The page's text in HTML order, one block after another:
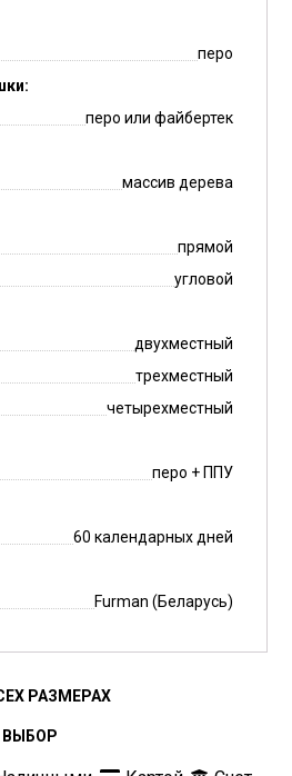
перо
перо или файбертек
массив дерева
прямой
угловой
двухместный
трехместный
четырехместный
перо + ППУ
60 календарных дней
Furman (Беларусь)
РАЗМЕРАХ
ВЫБОР